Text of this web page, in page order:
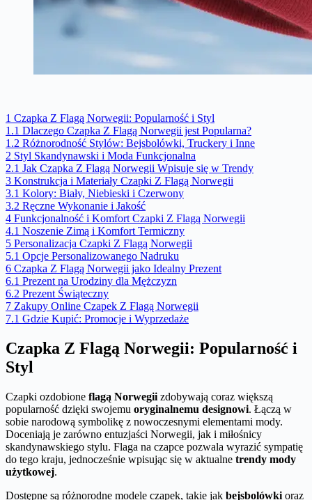
1 Czapka Z Flagą Norwegii: Popularność i Styl
1.1 Dlaczego Czapka Z Flagą Norwegii jest Popularna?
1.2 Różnorodność Stylów: Bejsbolówki, Truckery i Inne
2 Styl Skandynawski i Moda Funkcjonalna
2.1 Jak Czapka Z Flagą Norwegii Wpisuje się w Trendy
3 Konstrukcja i Materiały Czapki Z Flagą Norwegii
3.1 Kolory: Biały, Niebieski i Czerwony
3.2 Ręczne Wykonanie i Jakość
4 Funkcjonalność i Komfort Czapki Z Flagą Norwegii
4.1 Noszenie Zimą i Komfort Termiczny
5 Personalizacja Czapki Z Flagą Norwegii
5.1 Opcje Personalizowanego Nadruku
6 Czapka Z Flagą Norwegii jako Idealny Prezent
6.1 Prezent na Urodziny dla Mężczyzn
6.2 Prezent Świąteczny
7 Zakupy Online Czapek Z Flagą Norwegii
7.1 Gdzie Kupić: Promocje i Wyprzedaże
Czapka Z Flagą Norwegii: Popularność i
Styl
Czapki ozdobione flagą Norwegii zdobywają coraz większą
popularność dzięki swojemu oryginalnemu designowi. Łączą w
sobie narodową symbolikę z nowoczesnymi elementami mody.
Doceniają je zarówno entuzjaści Norwegii, jak i miłośnicy
skandynawskiego stylu. Flaga na czapce pozwala wyrazić sympatię
do tego kraju, jednocześnie wpisując się w aktualne trendy mody
użytkowej.
Dostępne są różnorodne modele czapek, takie jak bejsbolówki oraz